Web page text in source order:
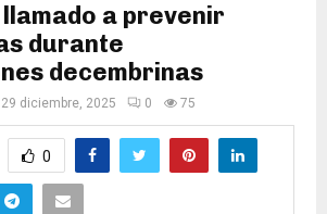
a prevenir
durante
decembrinas
29 diciembre, 2025 0 75
0